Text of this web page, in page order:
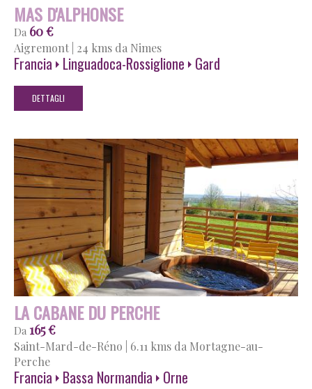
MAS D'ALPHONSE
Da 60 €
Aigremont 24 kms da Nimes
Francia Linguadoca-Rossiglione Gard
DETTAGLI
LA CABANE DU PERCHE
Da 165 €
Saint-Mard-de-Réno
6.11 kms da Mortagne-au-
Perche
Francia Bassa Normandia Orne